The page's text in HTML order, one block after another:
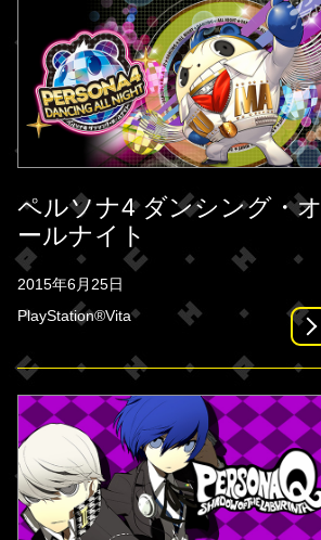
ペルソナ4 ダンシング・オ
ールナイト
2015年6月25日
PlayStation®Vita